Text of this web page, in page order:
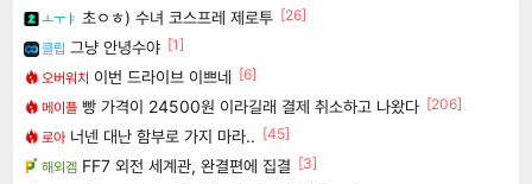
ㅗㅜㅑ 초ㅇㅎ) 수녀 코스프레 제로투 [26]
클립 그냥 안녕수야 [1]
오버워치 이번 드라이브 이쁘네 [6]
메이플 빵 가격이 24500원 이라길래 결제 취소하고 나왔다 [206]
로아 너넨 대난 함부로 가지 마라.. [45]
해외겜 FF7 외전 세계관, 완결편에 집결 [3]